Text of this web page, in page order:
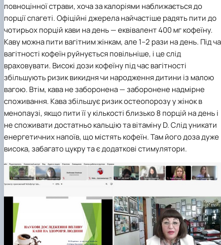
повноцінної страви, хоча за калоріями наближається до
порції спагеті. Офіційні джерела найчастіше радять пити до
чотирьох порцій кави на день — еквівалент 400 мг кофеїну.
Каву можна пити вагітним жінкам, але 1–2 рази на день. Під
вагітності кофеїн руйнується повільніше, і це слід
враховувати. Високі дози кофеїну під час вагітності
збільшують ризик викидня чи народження дитини із малою
вагою. Втім, кава не заборонена — заборонене надмірне
споживання. Кава збільшує ризик остеопорозу у жінок в
менопаузі, якщо пити її у кількості близько 8 порцій на день і
не споживати достатньо кальцію та вітаміну D. Слід уникати
енергетичних напоїв, що містять кофеїн. Там його доза дуже
висока, забагато цукру та є додаткові стимулятори.